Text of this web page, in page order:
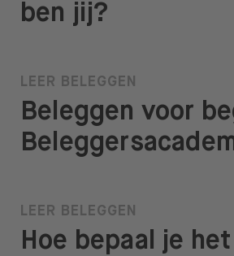
ben jij?
LEER BELEGGEN
Beleggen voor
LEER BELEGGEN
Hoe bepaal je